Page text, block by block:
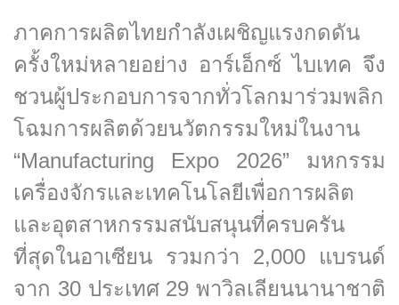
ภาคการผลิตไทยกำลังเผชิญแรงกดดัน
ครั้งใหม่หลายอย่าง อาร์เอ็กซ์ ไบเทค จึง
ชวนผู้ประกอบการจากทั่วโลกมาร่วมพลิก
โฉมการผลิตด้วยนวัตกรรมใหม่ในงาน
“Manufacturing Expo 2026” มหกรรม
เครื่องจักรและเทคโนโลยีเพื่อการผลิต
และอุตสาหกรรมสนับสนุนที่ครบครัน
ที่สุดในอาเซียน รวมกว่า 2,000 แบรนด์
จาก 30 ประเทศ 29 พาวิลเลียนนานาชาติ